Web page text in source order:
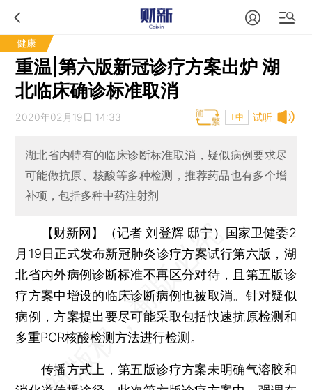
健康
重温|第六版新冠诊疗方案出炉 湖
北临床确诊标准取消
试听
2020年02月19日 14:33 T中
湖北省内特有的临床诊断标准取消，疑似病例要求尽
可能做抗原、核酸等多种检测，推荐药品也有多个增
补项，包括多种中药注射剂
【财新网】（记者 刘登辉 邸宁）
国家卫健委2
月19日正式发布新冠肺炎诊疗方案试行第六版，湖
北省内外病例诊断标准不再区分对待，且第五版诊
疗方案中增设的临床诊断病例也被取消。针对疑似
病例，方案提出要尽可能采取包括快速抗原检测和
多重PCR核酸检测方法进行检测。
传播方式上，第五版诊疗方案未明确气溶胶和